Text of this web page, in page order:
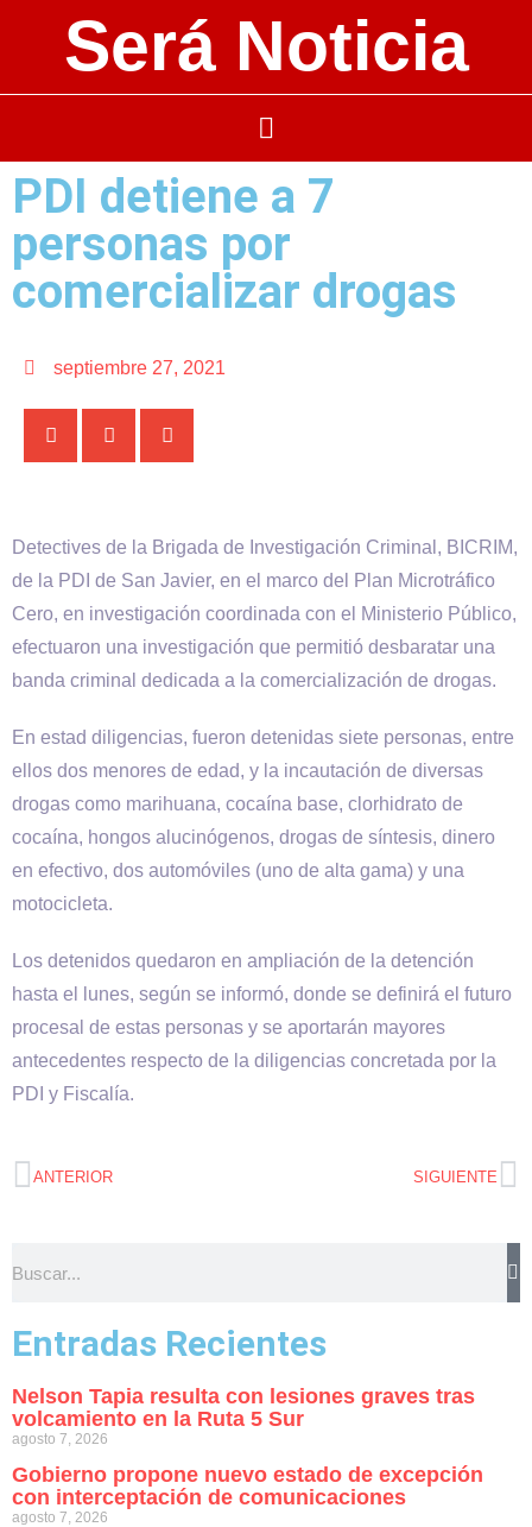
Será Noticia
PDI detiene a 7
personas por
comercializar drogas
septiembre 27, 2021
Detectives de la Brigada de Investigación Criminal, BICRIM,
de la PDI de San Javier, en el marco del Plan Microtráfico
Cero, en investigación coordinada con el Ministerio Público,
efectuaron una investigación que permitió desbaratar una
banda criminal dedicada a la comercialización de drogas.
En estad diligencias, fueron detenidas siete personas, entre
ellos dos menores de edad, y la incautación de diversas
drogas como marihuana, cocaína base, clorhidrato de
cocaína, hongos alucinógenos, drogas de síntesis, dinero
en efectivo, dos automóviles (uno de alta gama) y una
motocicleta.
Los detenidos quedaron en ampliación de la detención
hasta el lunes, según se informó, donde se definirá el futuro
procesal de estas personas y se aportarán mayores
antecedentes respecto de la diligencias concretada por la
PDI y Fiscalía.
ANTERIOR SIGUIENTE
Entradas Recientes
Nelson Tapia resulta con lesiones graves tras
volcamiento en la Ruta 5 Sur
agosto 7, 2026
Gobierno propone nuevo estado de excepción
con interceptación de comunicaciones
agosto 7, 2026